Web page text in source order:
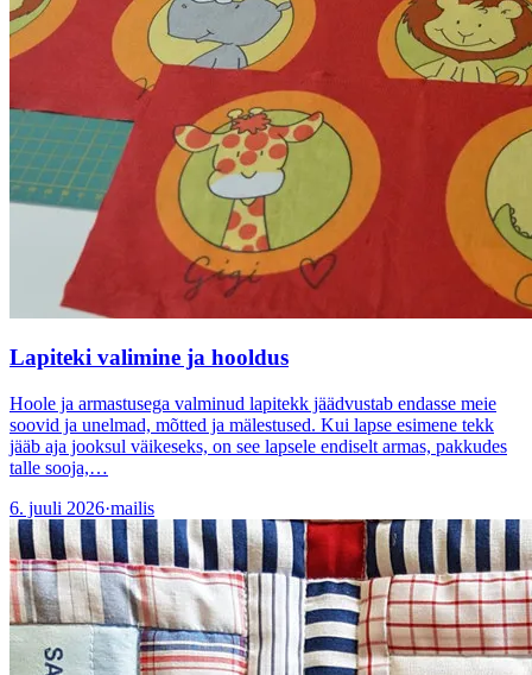
Lapiteki valimine ja hooldus
Hoole ja armastusega valminud lapitekk jäädvustab endasse meie
soovid ja unelmad, mõtted ja mälestused. Kui lapse esimene tekk
jääb aja jooksul väikeseks, on see lapsele endiselt armas, pakkudes
talle sooja,…
6. juuli 2026·mailis